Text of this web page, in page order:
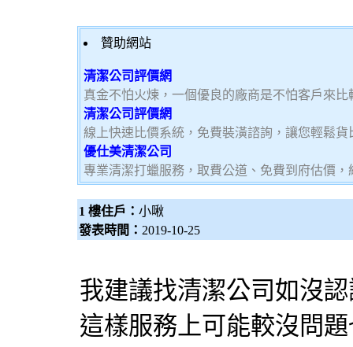
贊助網站
清潔公司評價網
真金不怕火煉，一個優良的廠商是不怕客戶來
清潔公司評價網
線上快速比價系統，免費裝潢諮詢，讓您輕鬆貨
優仕美清潔公司
專業清潔打蠟服務，取費公道、免費到府估價，
1 樓住戶： 小啾
發表時間： 2019-10-25
我建議找清潔公司如沒
這樣服務上可能較沒問